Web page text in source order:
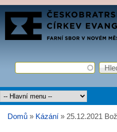
Přejít k
FARNÍ
SBOR
Vyhledávání
Hledat
Hlavní menu
Domů » Kázání » 25.12.2021